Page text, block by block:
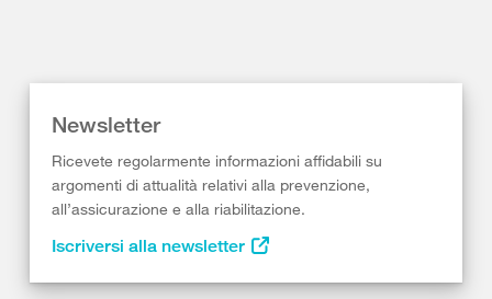
Newsletter
Ricevete regolarmente informazioni affidabili su
argomenti di attualità relativi alla prevenzione,
all’assicurazione e alla riabilitazione.
Iscriversi alla newsletter